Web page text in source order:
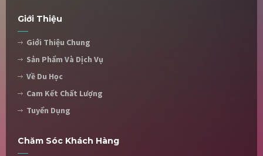
Giới Thiệu
Giới Thiệu Chung
Sản Phẩm Và Dịch Vụ
Về Du Học
Cam Kết Chất Lượng
Tuyển Dụng
Chăm Sóc Khách Hàng